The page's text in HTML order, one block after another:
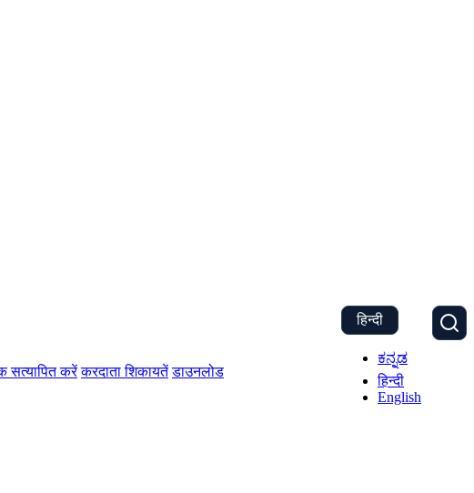
सत्यापित करें करदाता शिकायतें डाउनलोड
हिन्दी
ಕನ್ನಡ
हिन्दी
English